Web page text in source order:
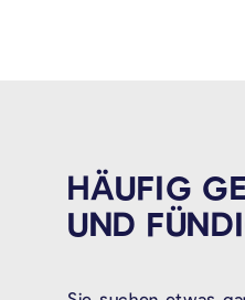
HÄUFIG
UND